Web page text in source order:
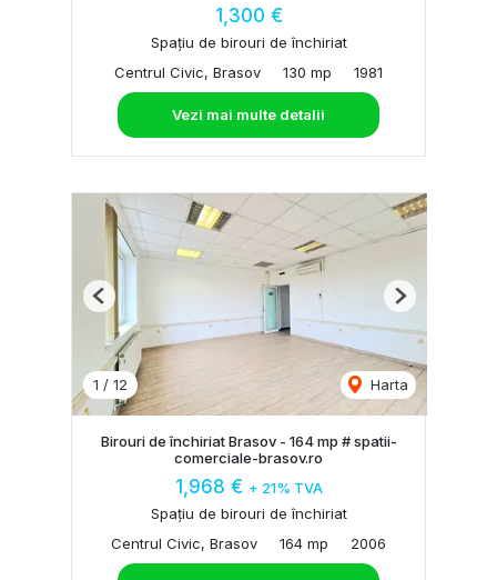
1,300 €
Spațiu de birouri de închiriat
Centrul Civic, Brasov
130 mp 1981
Vezi mai multe detalii
1 / 12 Harta
Previous Next
Birouri de închiriat Brasov - 164 mp # spatii-
comerciale-brasov.ro
1,968 € + 21% TVA
Spațiu de birouri de închiriat
Centrul Civic, Brasov
164 mp 2006